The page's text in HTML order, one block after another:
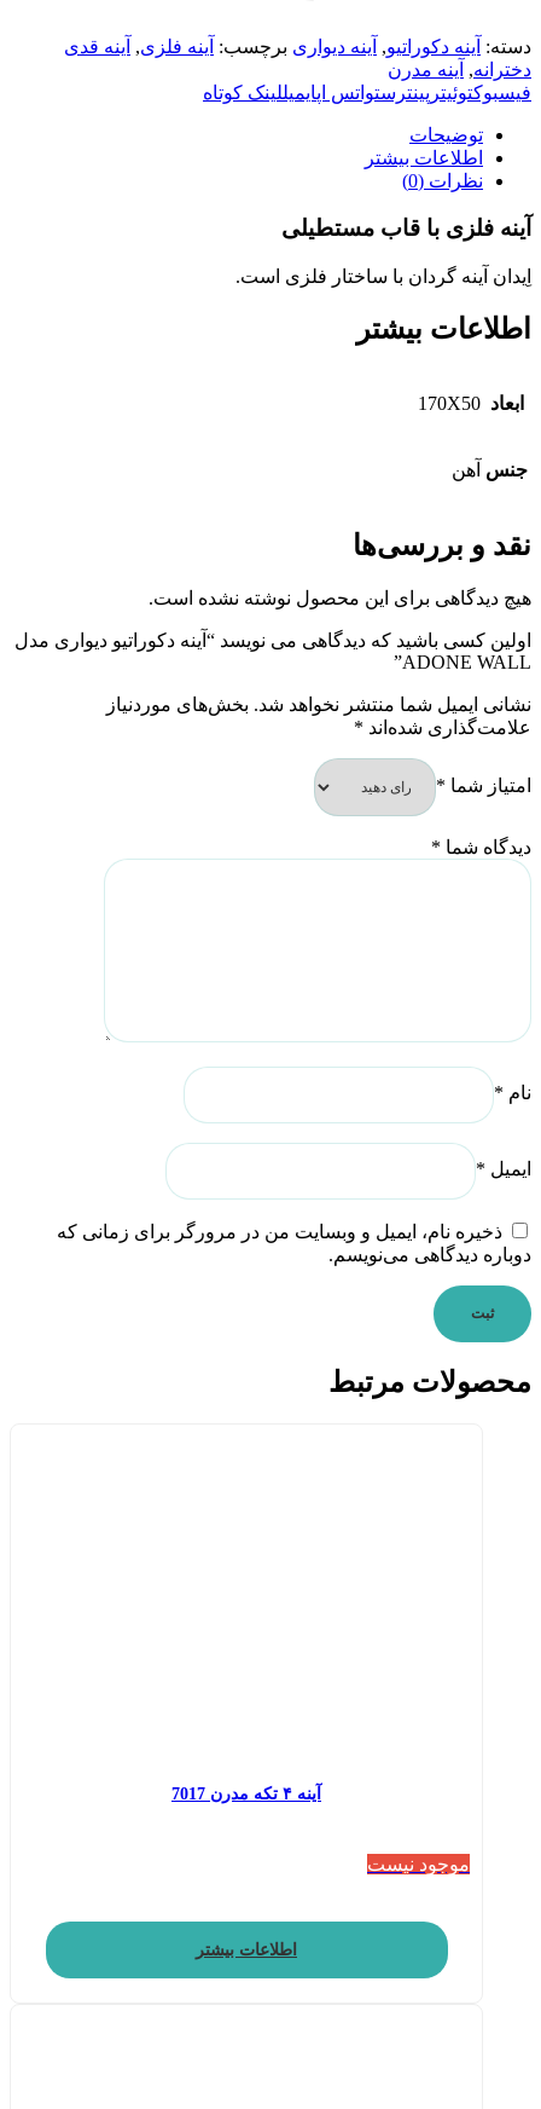
دسته: آینه دکوراتیو, آینه دیواری برچسب: آینه فلزی, آینه قدی
دخترانه, آینه مدرن
فیسبوکتوئیتر پینترستواتس اپایمیللینک کوتاه
توضیحات
اطلاعات بیشتر
نظرات (0)
آینه فلزی با قاب مستطیلی
اِیدان آینه گردان با ساختار فلزی است.
اطلاعات بیشتر
ابعاد 170X50
جنس آهن
نقد و بررسی‌ها
هیچ دیدگاهی برای این محصول نوشته نشده است.
اولین کسی باشید که دیدگاهی می نویسد “آینه دکوراتیو دیواری مدل
ADONE WALL”
نشانی ایمیل شما منتشر نخواهد شد. بخش‌های موردنیاز
علامت‌گذاری شده‌اند *
امتیاز شما *
دیدگاه شما *
نام *
ایمیل *
ذخیره نام، ایمیل و وبسایت من در مرورگر برای زمانی که
دوباره دیدگاهی می‌نویسم.
محصولات مرتبط
آینه ۴ تکه مدرن 7017
موجود نیست
اطلاعات بیشتر